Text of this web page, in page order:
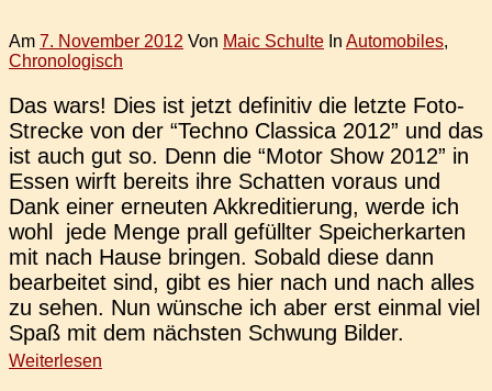
Am 7. November 2012 Von Maic Schulte In Automobiles,
Chronologisch
Das wars! Dies ist jetzt defi­ni­tiv die letzte Foto-
Stre­­cke von der “Techno Clas­si­ca 2012” und das
ist auch gut so. Denn die “Motor Show 2012” in
Essen wirft bereits ihre Schat­ten voraus und
Dank einer erneu­ten Akkre­di­tie­rung, werde ich
wohl jede Menge prall gefüll­ter Spei­cher­kar­ten
mit nach Hause brin­gen. Sobald diese dann
bear­bei­tet sind, gibt es hier nach und nach alles
zu sehen. Nun wün­sche ich aber erst einmal viel
Spaß mit dem nächs­ten Schwung Bilder.
Weiterlesen